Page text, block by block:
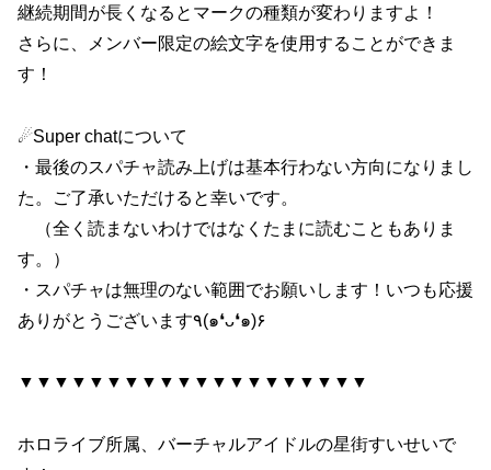
継続期間が長くなるとマークの種類が変わりますよ！
さらに、メンバー限定の絵文字を使用することができま
す！
☄Super chatについて
・最後のスパチャ読み上げは基本行わない方向になりまし
た。ご了承いただけると幸いです。
（全く読まないわけではなくたまに読むこともありま
す。）
・スパチャは無理のない範囲でお願いします！いつも応援
ありがとうございます٩(๑❛ᴗ❛๑)۶
▼▼▼▼▼▼▼▼▼▼▼▼▼▼▼▼▼▼▼▼
ホロライブ所属、バーチャルアイドルの星街すいせいで